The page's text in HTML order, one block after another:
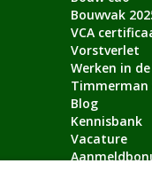
Bouwvak
VCA
Vorstverlet
Werken in
Timmerman
Blog
Kennisbank
Vacature